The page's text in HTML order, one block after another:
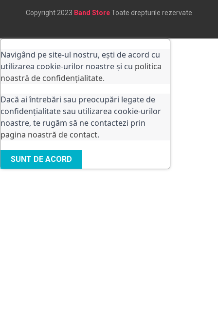
Copyright 2023 Band StoreToate drepturile rezervate
Navigând pe site-ul nostru, ești de acord cu
utilizarea cookie-urilor noastre și cu politica
noastră de confidențialitate.
Dacă ai întrebări sau preocupări legate de
confidențialitate sau utilizarea cookie-urilor
noastre, te rugăm să ne contactezi prin
pagina noastră de contact.
SUNT DE ACORD